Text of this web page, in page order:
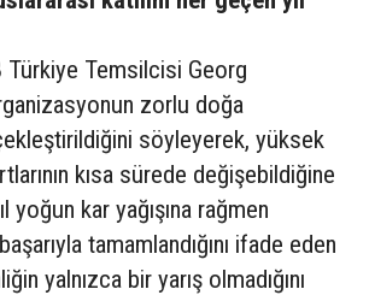
Türkiye Temsilcisi Georg
zorlu doğa
söyleyerek, yüksek
kısa sürede değişebildiğine
yoğun kar yağışına rağmen
tamamlandığını ifade eden
yalnızca bir yarış olmadığını